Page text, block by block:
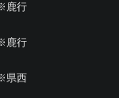
鹿行
鹿行
県西